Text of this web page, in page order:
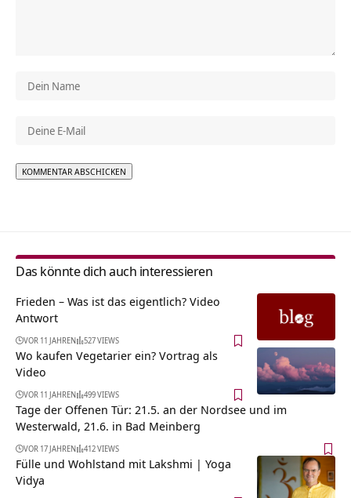
Das könnte dich auch interessieren
Frieden – Was ist das eigentlich? Video
Antwort
VOR 11 JAHREN 527 VIEWS
Wo kaufen Vegetarier ein? Vortrag als
Video
VOR 11 JAHREN 499 VIEWS
Tage der Offenen Tür: 21.5. an der Nordsee und im
Westerwald, 21.6. in Bad Meinberg
VOR 17 JAHREN 412 VIEWS
Fülle und Wohlstand mit Lakshmi | Yoga
Vidya